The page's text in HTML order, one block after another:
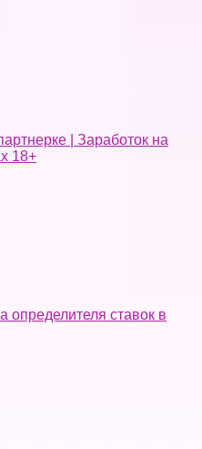
| Заработок на
18+
определителя ставок в